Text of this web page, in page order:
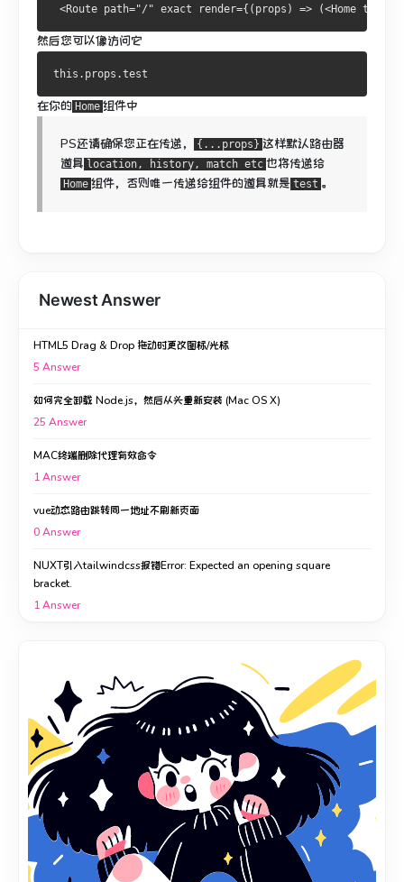
<Route path="/" exact render={( props ) => (<Home test
然后您可以像访问它
this . props .test
在你的 Home 组件中
PS还请确保您正在传递， {...props} 这样默认路由器
道具 location, history, match etc 也将传递给
Home 组件，否则唯一传递给组件的道具就是 test 。
Newest Answer
HTML5 Drag & Drop 拖动时更改图标/光标
5 Answer
如何完全卸载 Node.js，然后从头重新安装 (Mac OS X)
25 Answer
MAC终端删除代理有效命令
1Answer
vue动态路由跳转同一地址不刷新页面
0Answer
NUXT引入tailwindcss报错Error: Expected an opening square
bracket.
1Answer